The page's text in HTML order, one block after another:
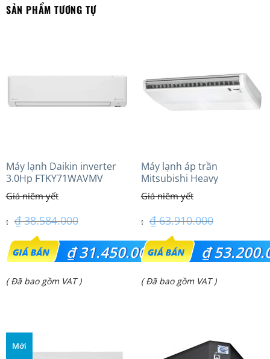
SẢN PHẨM TƯƠNG TỰ
Máy lạnh Daikin inverter
3.0Hp FTKY71WAVMV
₫38.584.000
Giá
gốc
là:
₫31.450.000
Giá
( Đã bao gồm VAT )
Máy lạnh áp trần
Mitsubishi Heavy
FDE125VG (5.0Hp) Cao cấp
– 1 Pha
₫63.910.000
Giá
gốc
là:
₫
Giá
( Đã bao gồm VAT )
Mới